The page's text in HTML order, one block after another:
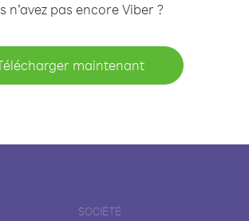
n’avez pas encore Viber ?
maintenant
SOCIÉTÉ